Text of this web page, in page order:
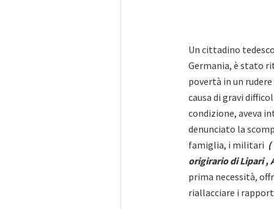
Un cittadino
Germania, è stato
povertà in un
causa di gravi
condizione, aveva
denunciato la
famiglia, i militari (
origirario di Lipari ,
prima necessità,
riallacciare i